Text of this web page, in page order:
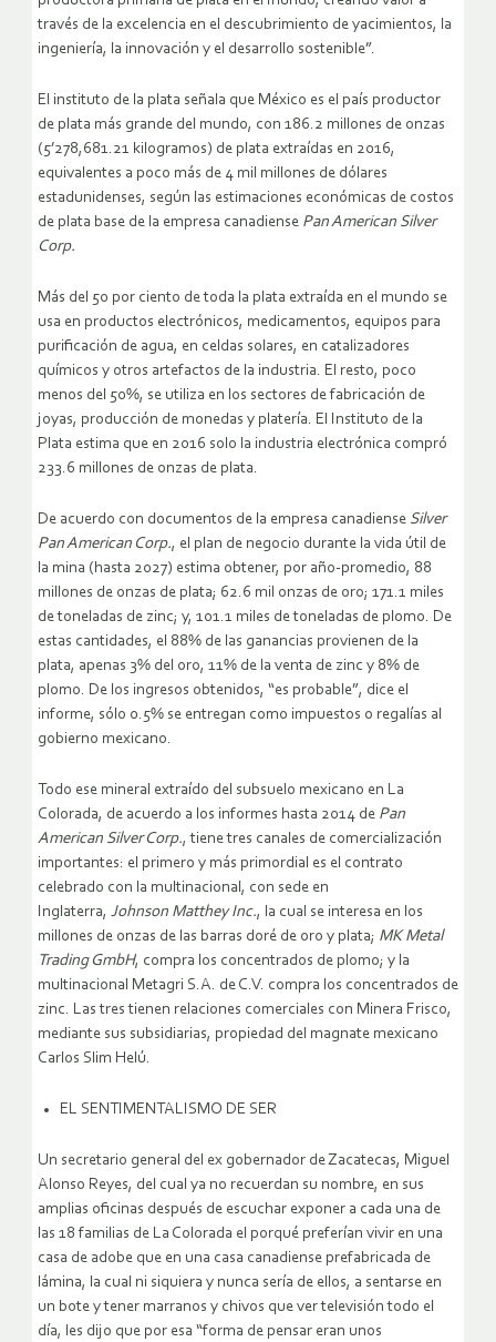
través de la excelencia en el descubrimiento de yacimientos, la
ingeniería, la innovación y el desarrollo sostenible”.
El instituto de la plata señala que México es el país productor
de plata más grande del mundo, con 186.2 millones de onzas
(5’278,681.21 kilogramos) de plata extraídas en 2016,
equivalentes a poco más de 4 mil millones de dólares
estadunidenses, según las estimaciones económicas de costos
de plata base de la empresa canadiense Pan American Silver
Corp.
Más del 50 por ciento de toda la plata extraída en el mundo se
usa en productos electrónicos, medicamentos, equipos para
purificación de agua, en celdas solares, en catalizadores
químicos y otros artefactos de la industria. El resto, poco
menos del 50%, se utiliza en los sectores de fabricación de
joyas, producción de monedas y platería. El Instituto de la
Plata estima que en 2016 solo la industria electrónica compró
233.6 millones de onzas de plata.
De acuerdo con documentos de la empresa canadiense Silver
Pan American Corp., el plan de negocio durante la vida útil de
la mina (hasta 2027) estima obtener, por año-promedio, 88
millones de onzas de plata; 62.6 mil onzas de oro; 171.1 miles
de toneladas de zinc; y, 101.1 miles de toneladas de plomo. De
estas cantidades, el 88% de las ganancias provienen de la
plata, apenas 3% del oro, 11% de la venta de zinc y 8% de
plomo. De los ingresos obtenidos, “es probable”, dice el
informe, sólo 0.5% se entregan como impuestos o regalías al
gobierno mexicano.
Todo ese mineral extraído del subsuelo mexicano en La
Colorada, de acuerdo a los informes hasta 2014 de Pan
American Silver Corp., tiene tres canales de comercialización
importantes: el primero y más primordial es el contrato
celebrado con la multinacional, con sede en
Inglaterra, Johnson Matthey Inc., la cual se interesa en los
millones de onzas de las barras doré de oro y plata; MK Metal
Trading GmbH, compra los concentrados de plomo; y la
multinacional Metagri S.A. de C.V. compra los concentrados de
zinc. Las tres tienen relaciones comerciales con Minera Frisco,
mediante sus subsidiarias, propiedad del magnate mexicano
Carlos Slim Helú.
EL SENTIMENTALISMO DE SER
Un secretario general del ex gobernador de Zacatecas, Miguel
Alonso Reyes, del cual ya no recuerdan su nombre, en sus
amplias oficinas después de escuchar exponer a cada una de
las 18 familias de La Colorada el porqué preferían vivir en una
casa de adobe que en una casa canadiense prefabricada de
lámina, la cual ni siquiera y nunca sería de ellos, a sentarse en
un bote y tener marranos y chivos que ver televisión todo el
día, les dijo que por esa “forma de pensar eran unos